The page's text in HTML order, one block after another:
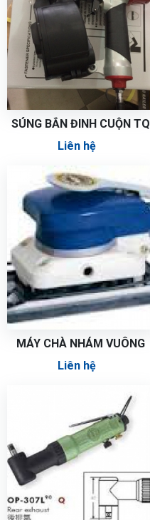
SÚNG BẮN ĐINH CUỘN TQ
Liên hệ
MÁY CHÀ NHÁM VUÔNG
Liên hệ